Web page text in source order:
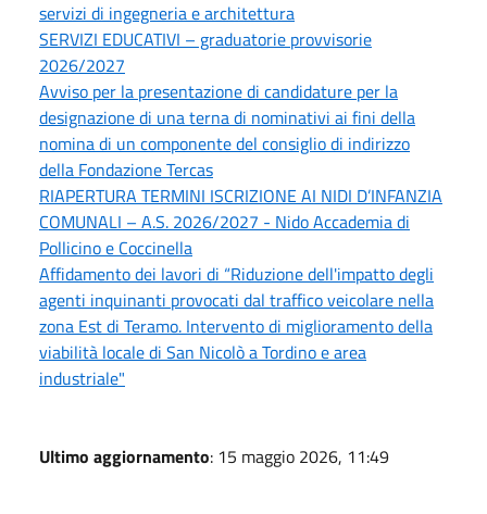
servizi di ingegneria e architettura
SERVIZI EDUCATIVI – graduatorie provvisorie
2026/2027
Avviso per la presentazione di candidature per la
designazione di una terna di nominativi ai fini della
nomina di un componente del consiglio di indirizzo
della Fondazione Tercas
RIAPERTURA TERMINI ISCRIZIONE AI NIDI D’INFANZIA
COMUNALI – A.S. 2026/2027 - Nido Accademia di
Pollicino e Coccinella
Affidamento dei lavori di “Riduzione dell'impatto degli
agenti inquinanti provocati dal traffico veicolare nella
zona Est di Teramo. Intervento di miglioramento della
viabilità locale di San Nicolò a Tordino e area
industriale"
Ultimo aggiornamento: 15 maggio 2026, 11:49